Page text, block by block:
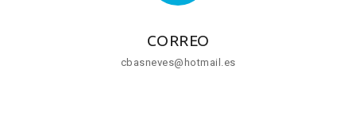
CORREO
cbasneves@hotmail.es